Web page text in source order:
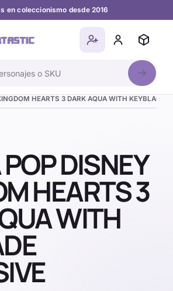
en coleccionismo desde 2016
HEARTS 3 DARK AQUA WITH KEYBLADE
DISNEY
HEARTS 3
WITH